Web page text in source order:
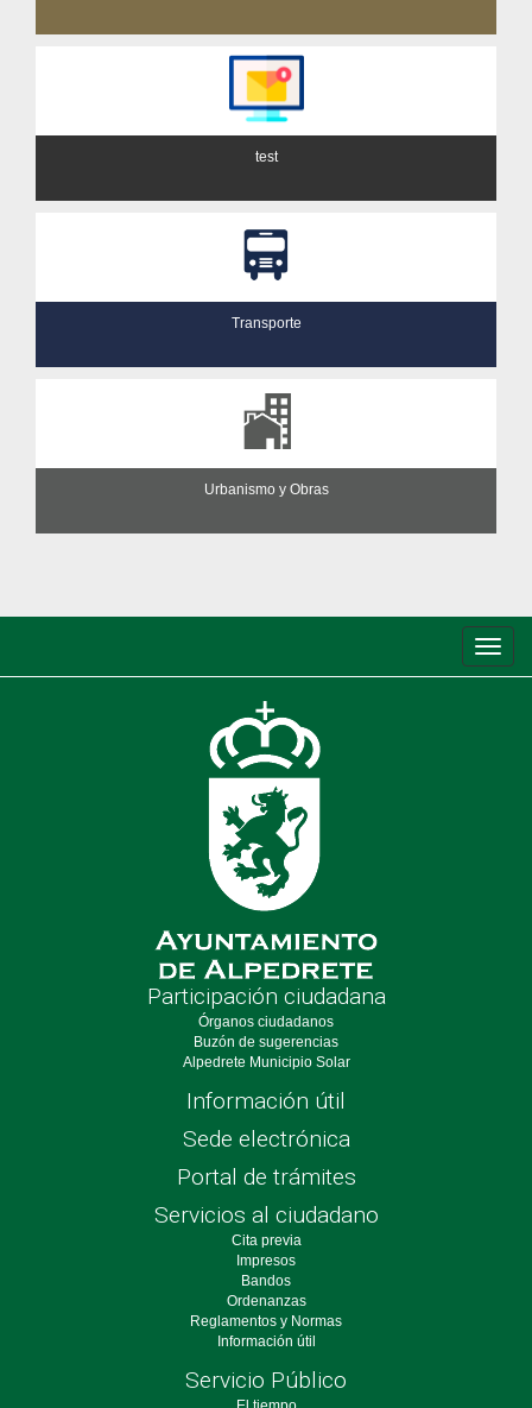
test
Transporte
Urbanismo y Obras
de
Participación ciudadana
Órganos ciudadanos
Buzón de sugerencias
Alpedrete Municipio Solar
Información útil
Sede electrónica
Portal de trámites
Servicios al ciudadano
Cita previa
Impresos
Bandos
Ordenanzas
Reglamentos y Normas
Información útil
Servicio Público